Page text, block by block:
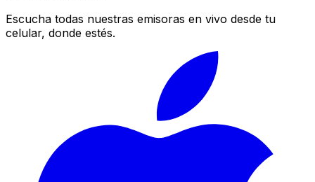
Escucha todas nuestras emisoras en vivo desde tu
celular, donde estés.